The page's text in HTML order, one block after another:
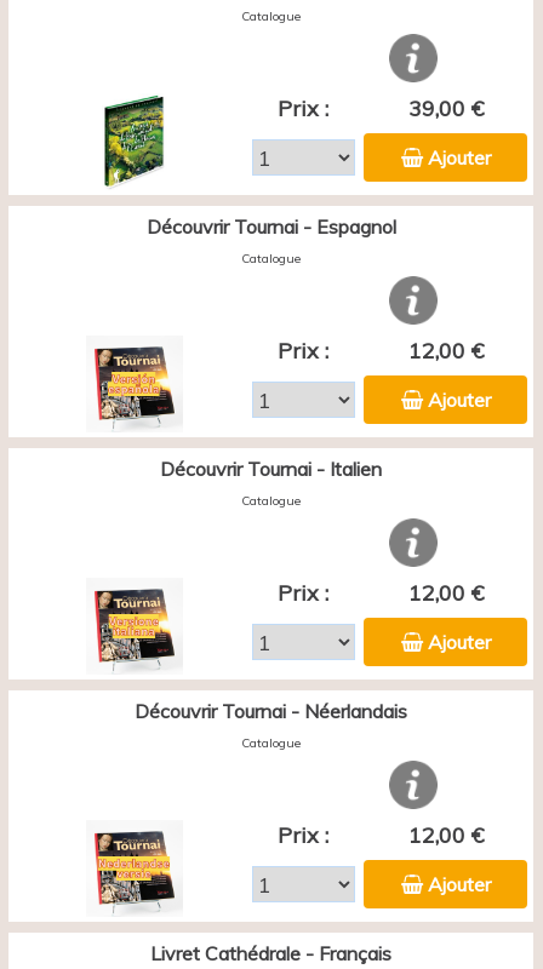
Catalogue
Prix : 39,00 €
Ajouter
Découvrir Tournai - Espagnol
Catalogue
Prix : 12,00 €
Ajouter
Découvrir Tournai - Italien
Catalogue
Prix : 12,00 €
Ajouter
Découvrir Tournai - Néerlandais
Catalogue
Prix : 12,00 €
Ajouter
Livret Cathédrale - Français